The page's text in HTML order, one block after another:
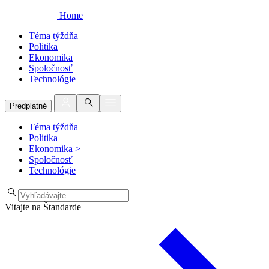
Home
Téma týždňa
Politika
Ekonomika
Spoločnosť
Technológie
Predplatné
Téma týždňa
Politika
Ekonomika >
Spoločnosť
Technológie
Vitajte na Štandarde